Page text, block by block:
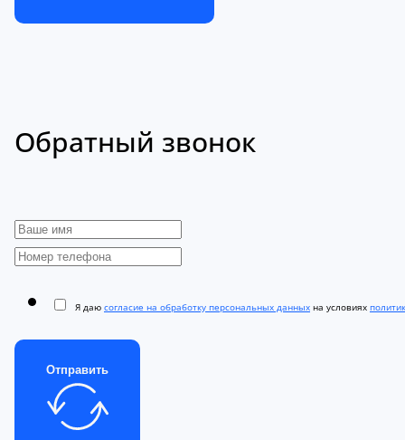
Обратный звонок
Я даю согласие на обработку персональных данных на условиях
Отправить